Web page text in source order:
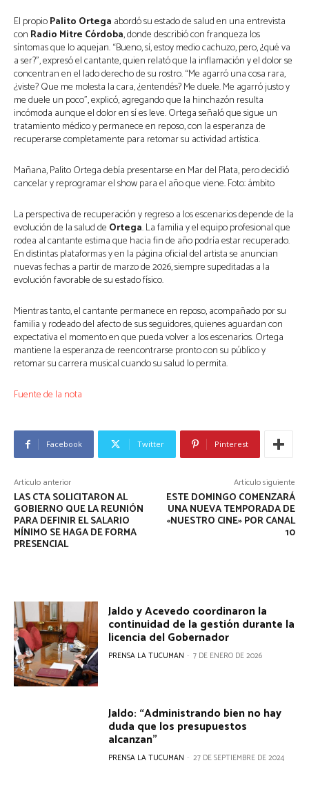
El propioPalito Ortega abordó su estado de salud en una entrevista
con Radio Mitre Córdoba, donde describió con franqueza los
síntomas que lo aquejan. “Bueno, sí, estoy medio cachuzo, pero, ¿qué va
a ser?”, expresó el cantante, quien relató que la inflamación y el dolor se
concentran en el lado derecho de su rostro. “Me agarró una cosa rara,
¿viste? Que me molesta la cara, ¿entendés? Me duele. Me agarró justo y
me duele un poco”, explicó, agregando que la hinchazón resulta
incómoda aunque el dolor en sí es leve. Ortega señaló que sigue un
tratamiento médico y permanece en reposo, con la esperanza de
recuperarse completamente para retomar su actividad artística.
Mañana, Palito Ortega debía presentarse en Mar del Plata, pero decidió
cancelar y reprogramar el show para el año que viene. Foto: ámbito
La perspectiva de recuperación y regreso a los escenarios depende de la
evolución de la salud de Ortega. La familia y el equipo profesional que
rodea al cantante estima que hacia fin de año podría estar recuperado.
En distintas plataformas y en la página oficial del artista se anuncian
nuevas fechas a partir de marzo de 2026, siempre supeditadas a la
evolución favorable de su estado físico.
Mientras tanto, el cantante permanece en reposo, acompañado por su
familia y rodeado del afecto de sus seguidores, quienes aguardan con
expectativa el momento en que pueda volver a los escenarios. Ortega
mantiene la esperanza de reencontrarse pronto con su público y
retomar su carrera musical cuando su salud lo permita.
Fuente de la nota
Facebook Twitter Pinterest
Artículo anterior
LAS CTA SOLICITARON AL
GOBIERNO QUE LA REUNIÓN
PARA DEFINIR EL SALARIO
MÍNIMO SE HAGA DE FORMA
PRESENCIAL
Artículo siguiente
ESTE DOMINGO COMENZARÁ
UNA NUEVA TEMPORADA DE
«NUESTRO CINE» POR CANAL
10
Jaldo y Acevedo coordinaron la
continuidad de la gestión durante la
licencia del Gobernador
PRENSA LA TUCUMAN - 7 DE ENERO DE 2026
Jaldo: “Administrando bien no hay
duda que los presupuestos
alcanzan”
PRENSA LA TUCUMAN - 27 DE SEPTIEMBRE DE 2024